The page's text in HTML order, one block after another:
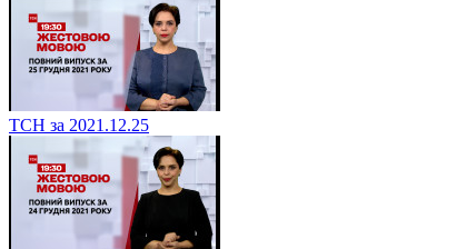
ТСН за 2021.12.25